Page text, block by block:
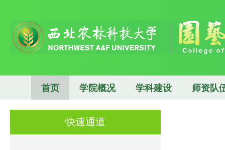
首页 学院概况 学科建设 师资队
快速通道